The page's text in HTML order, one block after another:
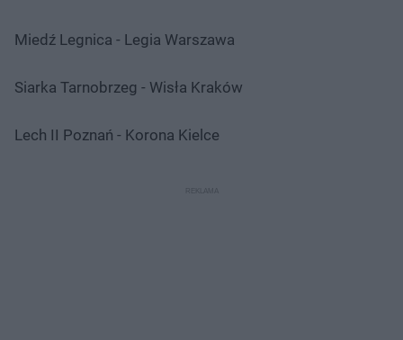
Miedź Legnica - Legia Warszawa
Siarka Tarnobrzeg - Wisła Kraków
Lech II Poznań - Korona Kielce